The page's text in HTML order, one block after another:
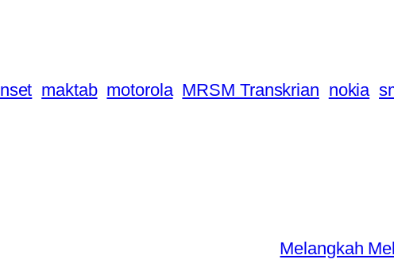
maktab motorola MRSM Transkrian nokia
Melangkah